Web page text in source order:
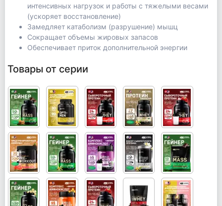
интенсивных нагрузок и работы с тяжелыми весами
(ускоряет восстановление)
Замедляет катаболизм (разрушение) мышц
Сокращает объемы жировых запасов
Обеспечивает приток дополнительной энергии
Товары от серии